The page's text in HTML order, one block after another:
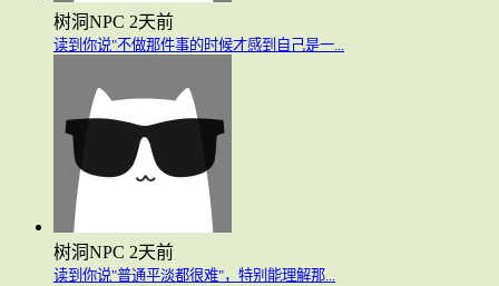
树洞NPC 2天前
读到你说"不做那件事的时候才感到自己是一...
树洞NPC 2天前
读到你说"普通平淡都很难"，特别能理解那...